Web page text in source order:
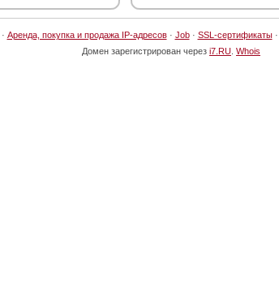
Аренда, покупка и продажа IP-адресов· Job· SSL-сертификаты·
Домен зарегистрирован через i7.RU Whois